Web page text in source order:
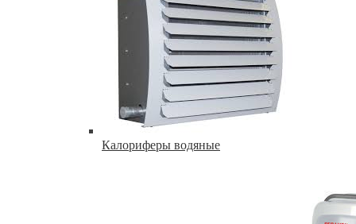
Калориферы водяные